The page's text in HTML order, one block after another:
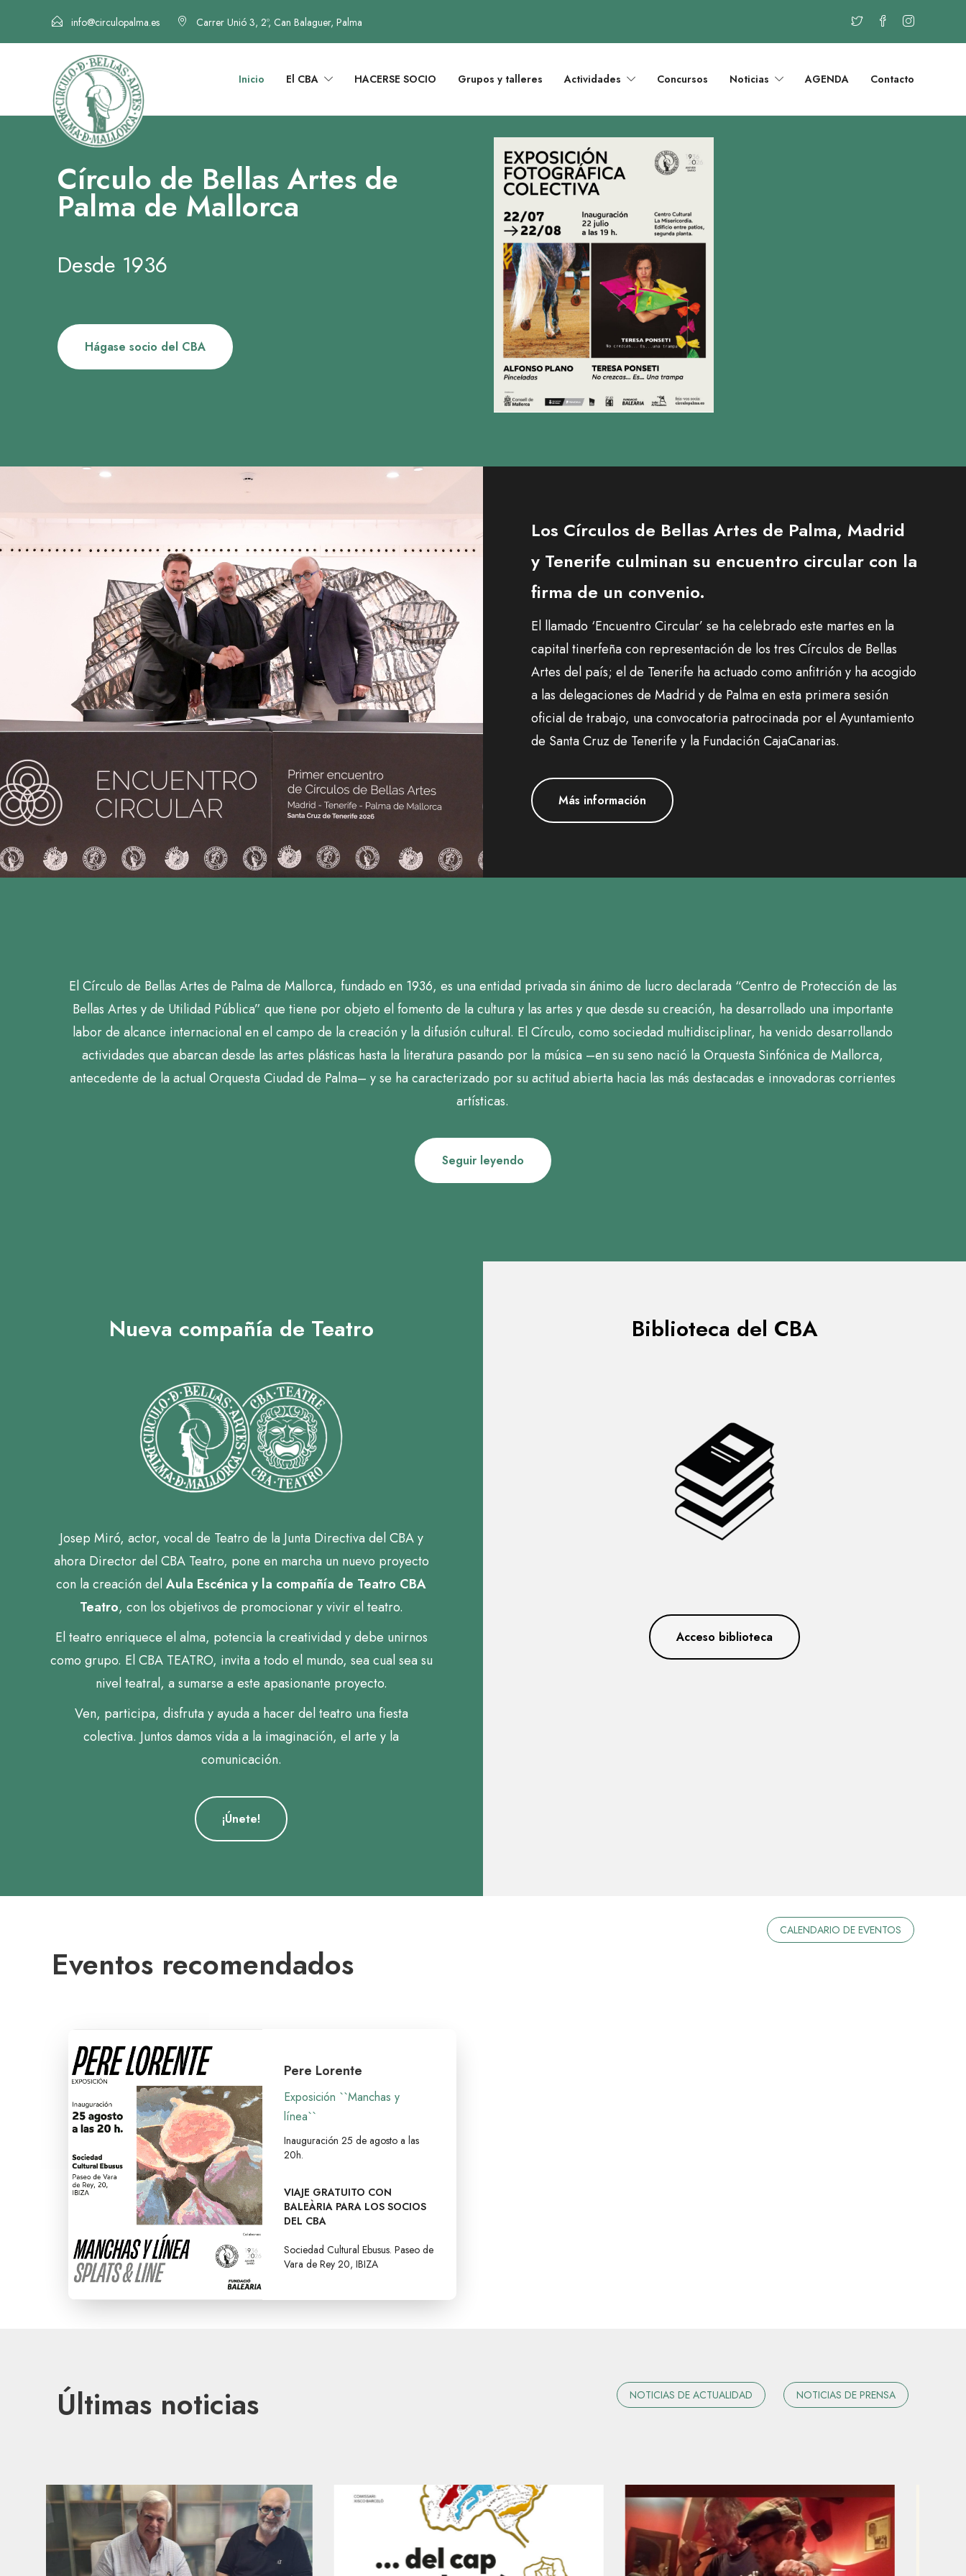
info@circulopalma.es Carrer Unió 3, 2º, Can Balaguer, Palma
Inicio El CBA HACERSE SOCIO Grupos y talleres Actividades Concursos Noticias AGENDA Contacto
Círculo de Bellas Artes de
Palma de Mallorca
Desde 1936
Hágase socio del CBA
Los Círculos de Bellas Artes de Palma, Madrid
y Tenerife culminan su encuentro circular con la
firma de un convenio.
El llamado ‘Encuentro Circular’ se ha celebrado este martes en la
capital tinerfeña con representación de los tres Círculos de Bellas
Artes del país; el de Tenerife ha actuado como anfitrión y ha acogido
a las delegaciones de Madrid y de Palma en esta primera sesión
oficial de trabajo, una convocatoria patrocinada por el Ayuntamiento
de Santa Cruz de Tenerife y la Fundación CajaCanarias.
Más información
El Círculo de Bellas Artes de Palma de Mallorca, fundado en 1936, es una entidad privada sin ánimo de lucro declarada “Centro de Protección de las
Bellas Artes y de Utilidad Pública” que tiene por objeto el fomento de la cultura y las artes y que desde su creación, ha desarrollado una importante
labor de alcance internacional en el campo de la creación y la difusión cultural. El Círculo, como sociedad multidisciplinar, ha venido desarrollando
actividades que abarcan desde las artes plásticas hasta la literatura pasando por la música –en su seno nació la Orquesta Sinfónica de Mallorca,
antecedente de la actual Orquesta Ciudad de Palma– y se ha caracterizado por su actitud abierta hacia las más destacadas e innovadoras corrientes
artísticas.
Seguir leyendo
Nueva compañía de Teatro
Josep Miró, actor, vocal de Teatro de la Junta Directiva del CBA y
ahora Director del CBA Teatro, pone en marcha un nuevo proyecto
con la creación delAula Escénica y la compañía de Teatro CBA
Teatro, con los objetivos de promocionar y vivir el teatro.
El teatro enriquece el alma, potencia la creatividad y debe unirnos
como grupo. El CBA TEATRO, invita a todo el mundo, sea cual sea su
nivel teatral, a sumarse a este apasionante proyecto.
Ven, participa, disfruta y ayuda a hacer del teatro una fiesta
colectiva. Juntos damos vida a la imaginación, el arte y la
comunicación.
¡Únete!
Biblioteca del CBA
Acceso biblioteca
Eventos recomendados
CALENDARIO DE EVENTOS
Pere Lorente
Exposición ``Manchas y
línea``
Inauguración 25 de agosto a las
20h.
VIAJE GRATUITO CON
BALEÀRIA PARA LOS SOCIOS
DEL CBA
Sociedad Cultural Ebusus. Paseo de
Vara de Rey 20, IBIZA
Últimas noticias NOTICIAS DE ACTUALIDAD NOTICIAS DE PRENSA